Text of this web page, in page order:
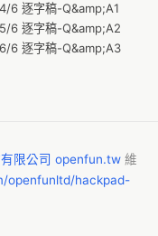
isacl
Kirsten Liu
Richard Liu
波卡Poka
6 逐字稿-Q&amp;A1
6 逐字稿-Q&amp;A2
6 逐字稿-Q&amp;A3
限公司 openfun.tw 維
openfunltd/hackpad-